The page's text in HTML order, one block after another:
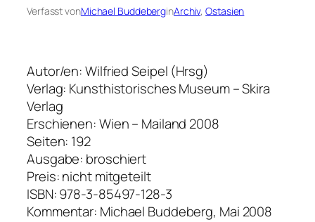
Verfasst vonMichael BuddeberginArchiv, Ostasien
Autor/en: Wilfried Seipel (Hrsg)
Verlag: Kunsthistorisches Museum – Skira
Verlag
Erschienen: Wien – Mailand 2008
Seiten: 192
Ausgabe: broschiert
Preis: nicht mitgeteilt
ISBN: 978-3-85497-128-3
Kommentar: Michael Buddeberg, Mai 2008